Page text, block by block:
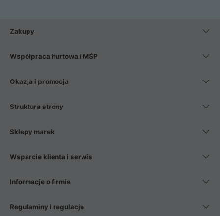
Zakupy
Współpraca hurtowa i MŚP
Okazja i promocja
Struktura strony
Sklepy marek
Wsparcie klienta i serwis
Informacje o firmie
Regulaminy i regulacje